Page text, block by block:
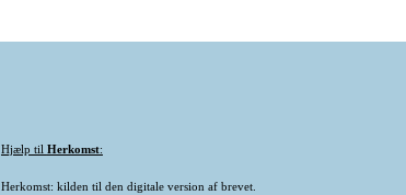
Hjælp til Herkomst:
Herkomst: kilden til den digitale version af brevet.